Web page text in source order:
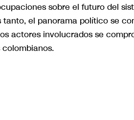
sobre el futuro del
el panorama político se
actores involucrados se